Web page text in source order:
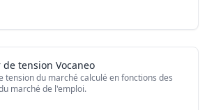
tension Vocaneo
tension du marché calculé en fonctions des
marché de l'emploi.